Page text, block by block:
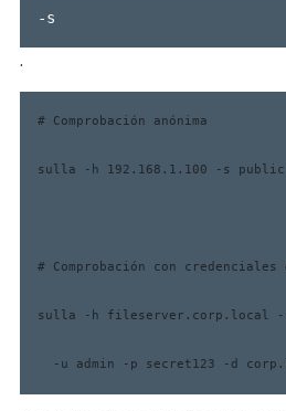
-s
.
# Comprobación anónima
sulla -h 192.168.1.100 -s public
# Comprobación con credenciales
sulla -h fileserver.corp.local -s
-u admin -p secret123 -d